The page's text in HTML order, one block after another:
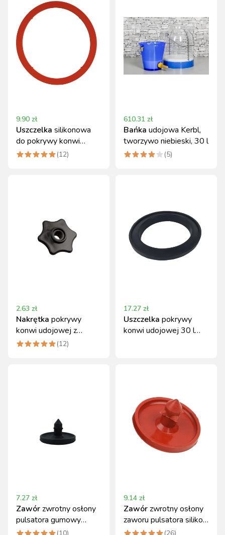
9.90 zł
Uszczelka silikonowa
do pokrywy konwi
aluminiowej(12)
610.31 zł
Bańka udojowa Kerbl,
tworzywo niebieski, 30 l
(5)
2.63 zł
Nakrętka pokrywy
konwi udojowej z
tworzywa Canagri
(12)
17.27 zł
Uszczelka pokrywy
konwi udojowej 30 l
7.27 zł
Zawórzwrotny osłony
pulsatora gumowy
Canagri
9.14 zł
Zawórzwrotny osłony
zaworu pulsatora silikon
Canagri